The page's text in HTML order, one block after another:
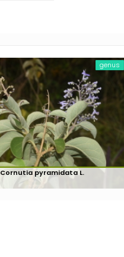
genus
Cornutia pyramidata L.